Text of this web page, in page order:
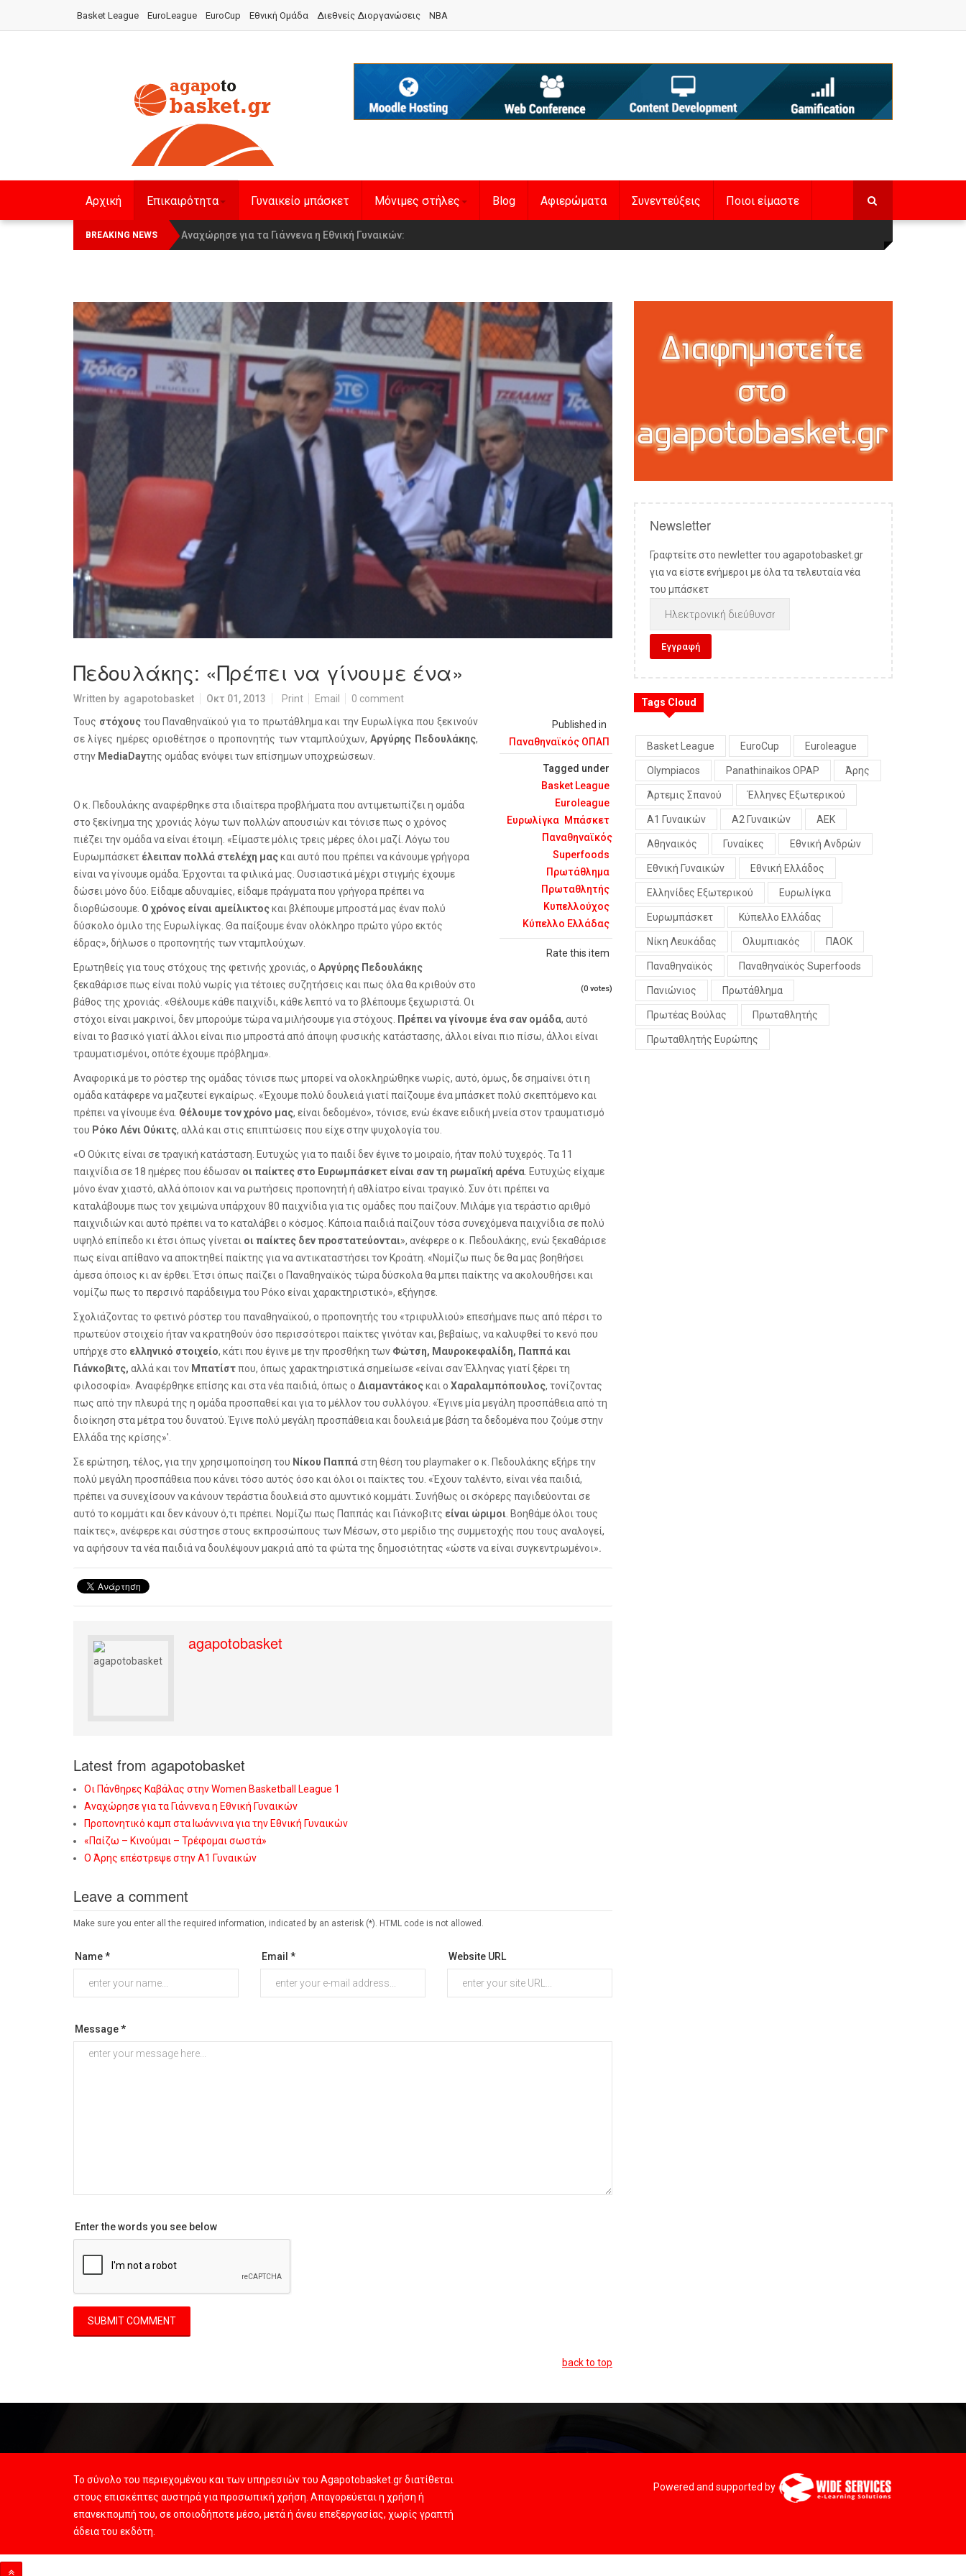
Basket League EuroLeague EuroCup Εθνική Ομάδα Διεθνείς Διοργανώσεις NBA
Αρχική Επικαιρότητα Γυναικείο μπάσκετ Μόνιμες στήλες Blog Αφιερώματα Συνεντεύξεις Ποιοι είμαστε
BREAKING NEWS Οι Πάνθηρες Καβάλας στην Women Basketball League 1
Αναχώρησε για τα Γιάννενα η Εθνική Γυναικών
Πεδουλάκης: «Πρέπει να γίνουμε ένα»
Written by agapotobasket Οκτ 01, 2013 Print Email 0 comment
Published in
Παναθηναϊκός ΟΠΑΠ
Tagged under
Basket League
Euroleague
Ευρωλίγκα Μπάσκετ
Παναθηναϊκός
Superfoods
Πρωτάθλημα
Πρωταθλητής
Κυπελλούχος
Κύπελλο Ελλάδας
Rate this item
(0 votes)
Τους στόχουςτου Παναθηναϊκού για το πρωτάθλημα και την Ευρωλίγκα που ξεκινούν
σε λίγες ημέρες οριοθέτησε ο προπονητής των νταμπλούχων,Αργύρης Πεδουλάκης,
στην Media Dayτης ομάδας ενόψει των επίσημων υποχρεώσεων.
Ο κ. Πεδουλάκης αναφέρθηκε στα ιδιαίτερα προβλήματα που αντιμετωπίζει η ομάδα
στο ξεκίνημα της χρονιάς λόγω των πολλών απουσιών και τόνισε πως ο χρόνος
πιέζει την ομάδα να είναι έτοιμη. «Είμαστε μόλις τρεις μέρες όλοι μαζί. Λόγω του
Ευρωμπάσκετ έλειπαν πολλά στελέχη μαςκαι αυτό που πρέπει να κάνουμε γρήγορα
είναι να γίνουμε ομάδα. Έρχονται τα φιλικά μας. Ουσιαστικά μέχρι στιγμής έχουμε
δώσει μόνο δύο. Είδαμε αδυναμίες, είδαμε πράγματα που γρήγορα πρέπει να
διορθώσουμε. Ο χρόνος είναι αμείλικτοςκαι βλέπουμε μπροστά μας έναν πολύ
δύσκολο όμιλο της Ευρωλίγκας. Θα παίξουμε έναν ολόκληρο πρώτο γύρο εκτός
έδρας», δήλωσε ο προπονητής των νταμπλούχων.
Ερωτηθείς για τους στόχους της φετινής χρονιάς, ο Αργύρης Πεδουλάκης
ξεκαθάρισε πως είναι πολύ νωρίς για τέτοιες συζητήσεις και πως όλα θα κριθούν στο
βάθος της χρονιάς. «Θέλουμε κάθε παιχνίδι, κάθε λεπτό να το βλέπουμε ξεχωριστά. Οι
στόχοι είναι μακρινοί, δεν μπορούμε τώρα να μιλήσουμε για στόχους. Πρέπει να γίνουμε ένα σαν ομάδα, αυτό
είναι το βασικό γιατί άλλοι είναι πιο μπροστά από άποψη φυσικής κατάστασης, άλλοι είναι πιο πίσω, άλλοι είναι
τραυματισμένοι, οπότε έχουμε πρόβλημα».
Αναφορικά με το ρόστερ της ομάδας τόνισε πως μπορεί να ολοκληρώθηκε νωρίς, αυτό, όμως, δε σημαίνει ότι η
ομάδα κατάφερε να μαζευτεί εγκαίρως. «Έχουμε πολύ δουλειά γιατί παίζουμε ένα μπάσκετ πολύ σκεπτόμενο και
πρέπει να γίνουμε ένα. Θέλουμε τον χρόνο μας, είναι δεδομένο», τόνισε, ενώ έκανε ειδική μνεία στον τραυματισμό
του Ρόκο Λένι Ούκιτς, αλλά και στις επιπτώσεις που είχε στην ψυχολογία του.
«Ο Ούκιτς είναι σε τραγική κατάσταση. Ευτυχώς για το παιδί δεν έγινε το μοιραίο, ήταν πολύ τυχερός. Τα 11
παιχνίδια σε 18 ημέρες που έδωσαν οι παίκτες στο Ευρωμπάσκετ είναι σαν τη ρωμαϊκή αρένα. Ευτυχώς είχαμε
μόνο έναν χιαστό, αλλά όποιον και να ρωτήσεις προπονητή ή αθλίατρο είναι τραγικό. Συν ότι πρέπει να
καταλάβουμε πως τον χειμώνα υπάρχουν 80 παιχνίδια για τις ομάδες που παίζουν. Μιλάμε για τεράστιο αριθμό
παιχνιδιών και αυτό πρέπει να το καταλάβει ο κόσμος. Κάποια παιδιά παίζουν τόσα συνεχόμενα παιχνίδια σε πολύ
υψηλό επίπεδο κι έτσι όπως γίνεται οι παίκτες δεν προστατεύονται», ανέφερε ο κ. Πεδουλάκης, ενώ ξεκαθάρισε
πως είναι απίθανο να αποκτηθεί παίκτης για να αντικαταστήσει τον Κροάτη. «Νομίζω πως δε θα μας βοηθήσει
άμεσα όποιος κι αν έρθει. Έτσι όπως παίζει ο Παναθηναϊκός τώρα δύσκολα θα μπει παίκτης να ακολουθήσει και
νομίζω πως το περσινό παράδειγμα του Ρόκο είναι χαρακτηριστικό», εξήγησε.
Σχολιάζοντας το φετινό ρόστερ του παναθηναϊκού, ο προπονητής του «τριφυλλιού» επεσήμανε πως από πέρσι το
πρωτεύον στοιχείο ήταν να κρατηθούν όσο περισσότεροι παίκτες γινόταν και, βεβαίως, να καλυφθεί το κενό που
υπήρχε στο ελληνικό στοιχείο, κάτι που έγινε με την προσθήκη των Φώτση, Μαυροκεφαλίδη, Παππά και
Γιάνκοβιτς, αλλά και τον Μπατίστπου, όπως χαρακτηριστικά σημείωσε «είναι σαν Έλληνας γιατί ξέρει τη
φιλοσοφία». Αναφέρθηκε επίσης και στα νέα παιδιά, όπως ο Διαμαντάκοςκαι ο Χαραλαμπόπουλος, τονίζοντας
πως από την πλευρά της η ομάδα προσπαθεί και για το μέλλον του συλλόγου. «Έγινε μία μεγάλη προσπάθεια από τη
διοίκηση στα μέτρα του δυνατού. Έγινε πολύ μεγάλη προσπάθεια και δουλειά με βάση τα δεδομένα που ζούμε στην
Ελλάδα της κρίσης»'.
Σε ερώτηση, τέλος, για την χρησιμοποίηση του Νίκου Παππάστη θέση του playmakerο κ. Πεδουλάκης εξήρε την
πολύ μεγάλη προσπάθεια που κάνει τόσο αυτός όσο και όλοι οι παίκτες του. «Έχουν ταλέντο, είναι νέα παιδιά,
πρέπει να συνεχίσουν να κάνουν τεράστια δουλειά στο αμυντικό κομμάτι. Συνήθως οι σκόρερς παγιδεύονται σε
αυτό το κομμάτι και δεν κάνουν ό,τι πρέπει. Νομίζω πως Παππάς και Γιάνκοβιτς είναι ώριμοι. Βοηθάμε όλοι τους
παίκτες», ανέφερε και σύστησε στους εκπροσώπους των Μέσων, στο μερίδιο της συμμετοχής που τους αναλογεί,
να αφήσουν τα νέα παιδιά να δουλέψουν μακριά από τα φώτα της δημοσιότητας «ώστε να είναι συγκεντρωμένοι».
agapotobasket
Latest from agapotobasket
Οι Πάνθηρες Καβάλας στην Women Basketball League 1
Αναχώρησε για τα Γιάννενα η Εθνική Γυναικών
Προπονητικό καμπ στα Ιωάννινα για την Εθνική Γυναικών
«Παίζω – Κινούμαι – Τρέφομαι σωστά»
Ο Άρης επέστρεψε στην Α1 Γυναικών
Leave a comment
Make sure you enter all the required information, indicated by an asterisk (*). HTML code is not allowed.
Name * Email * Website URL
Message *
Enter the words you see below
back to top
Newsletter
Γραφτείτε στο newletter του agapotobasket.gr
για να είστε ενήμεροι με όλα τα τελευταία νέα
του μπάσκετ
Tags Cloud
Basket League EuroCup Euroleague
Olympiacos Panathinaikos OPAP Άρης
Άρτεμις Σπανού Έλληνες Εξωτερικού
Α1 Γυναικών Α2 Γυναικών ΑΕΚ
Αθηναικός Γυναίκες Εθνική Ανδρών
Εθνική Γυναικών Εθνική Ελλάδος
Ελληνίδες Εξωτερικού Ευρωλίγκα
Ευρωμπάσκετ Κύπελλο Ελλάδας
Νίκη Λευκάδας Ολυμπιακός ΠΑΟΚ
Παναθηναϊκός Παναθηναϊκός Superfoods
Πανιώνιος Πρωτάθλημα
Πρωτέας Βούλας Πρωταθλητής
Πρωταθλητής Ευρώπης
Το σύνολο του περιεχομένου και των υπηρεσιών του Agapotobasket.gr διατίθεται
στους επισκέπτες αυστηρά για προσωπική χρήση. Απαγορεύεται η χρήση ή
επανεκπομπή του, σε οποιοδήποτε μέσο, μετά ή άνευ επεξεργασίας, χωρίς γραπτή
άδεια του εκδότη.
Powered and supported by